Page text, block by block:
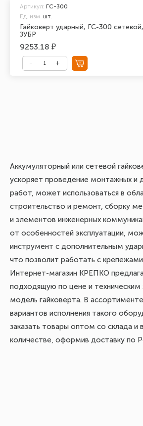
Гайковерт ударный, ГС-300
ЗУБР
Артикул: ГС-300
Ед. изм. шт.
9253.18 ₽
Аккумуляторный или сетевой
ускоряет проведение монтажных и
работ, может использоваться в
строительство и ремонт, сборку
и элементов инженерных
от особенностей эксплуатации,
инструмент с дополнительным
что позволит работать с
Интернет-магазин КРЕПКО
подходящую по цене и техническим
модель гайковерта. В
вариантов исполнения такого
заказать товары оптом со склада и
количестве, оформив доставку по